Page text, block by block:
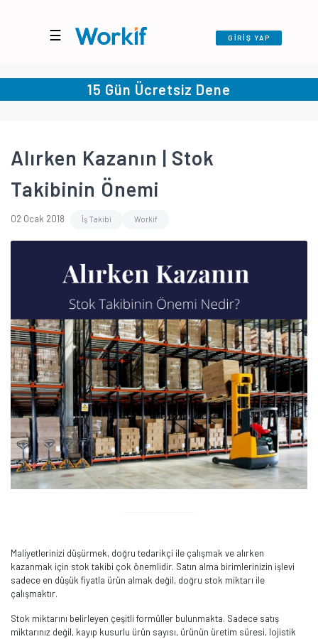
☰ GİRİŞ YAP
15 Gün Ücretsiz Dene
Alırken Kazanın | Stok
Takibinin Önemi
02 Ocak 2018 İş Takibi Workif
Maliyetlerinizi düşürmek, doğru tedarikçi ile çalışmak ve alırken
kazanmak için stok takibi çok önemlidir. Satın alma birimlerinizin işlevi
sadece en düşük fiyatla ürün almak değil, doğru stok miktarı ile
çalışmaktır.
Stok miktarını belirleyen çeşitli formüller bulunmakta. Sadece satış
miktarınız değil, kayıp kusurlu ürün sayısı, ürünün üretim süresi, lojistik